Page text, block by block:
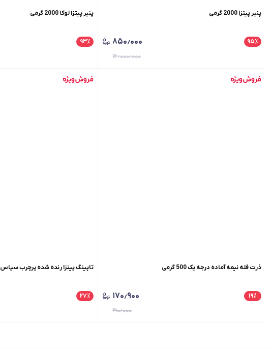
پنیر پیتزا 2000 گرمی
۹۵٪ ۸۵۰٫۰۰۰
۱۶٫۰۰۰٫۰۰۰
پنیر پیتزا لوکا 2000 گرمی
۹۳٪
ذرت فله نیمه آماده درجه یک 500 گرمی
۱۹٪ ۱۷۰٫۹۰۰
۲۱۰٫۰۰۰
تاپینگ پیتزا رنده شده پرچرب سپاس 2 کیلویی
۲۷٪